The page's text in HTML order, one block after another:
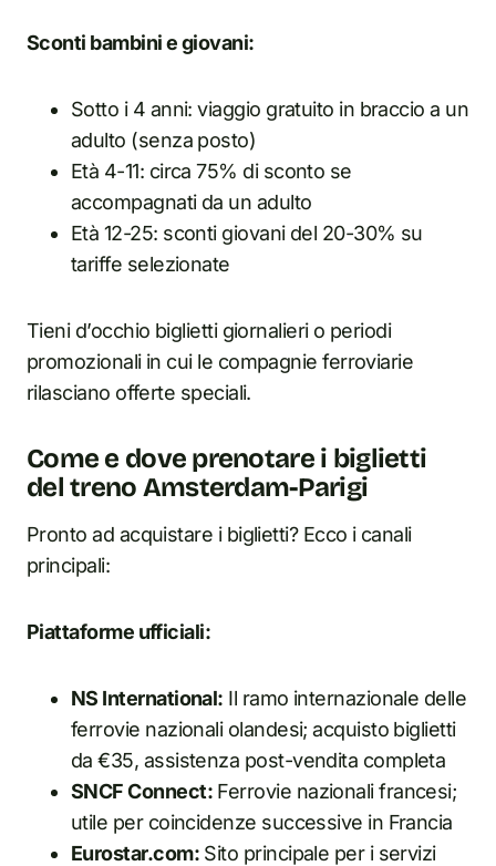
Sconti bambini e giovani:
Sotto i 4 anni: viaggio gratuito in braccio a un
adulto (senza posto)
Età 4-11: circa 75% di sconto se
accompagnati da un adulto
Età 12-25: sconti giovani del 20-30% su
tariffe selezionate
Tieni d’occhio biglietti giornalieri o periodi
promozionali in cui le compagnie ferroviarie
rilasciano offerte speciali.
Come e dove prenotare i biglietti
del treno Amsterdam-Parigi
Pronto ad acquistare i biglietti? Ecco i canali
principali:
Piattaforme ufficiali:
NS International: Il ramo internazionale delle
ferrovie nazionali olandesi; acquisto biglietti
da €35, assistenza post-vendita completa
SNCF Connect:Ferrovie nazionali francesi;
utile per coincidenze successive in Francia
Eurostar.com:Sito principale per i servizi